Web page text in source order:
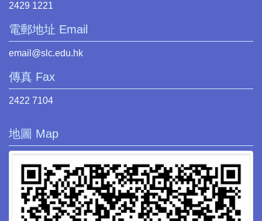
2429 1221
電郵地址 Email
email@slc.edu.hk
傳真 Fax
2422 7104
地圖 Map